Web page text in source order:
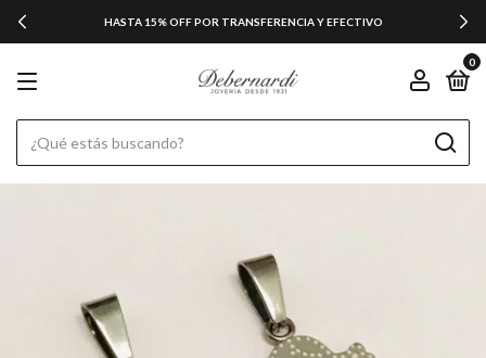
HASTA 15% OFF POR TRANSFERENCIA Y EFECTIVO
0